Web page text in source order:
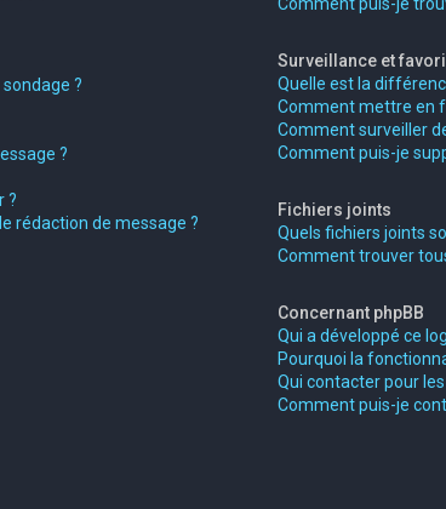
?
?
?
rédaction de message ?
Surveillance et
Quelle est la
Comment mettre en
Comment surveiller
Comment puis-je
Fichiers joints
Quels fichiers joints
Comment trouver
Concernant phpBB
Qui a développé ce
Pourquoi la
Qui contacter pour
Comment puis-je